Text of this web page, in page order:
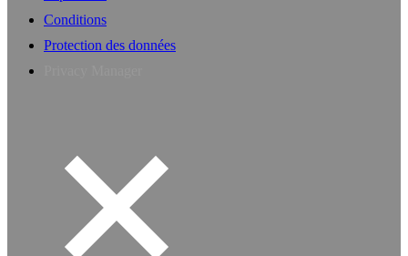
Conditions
Protection des données